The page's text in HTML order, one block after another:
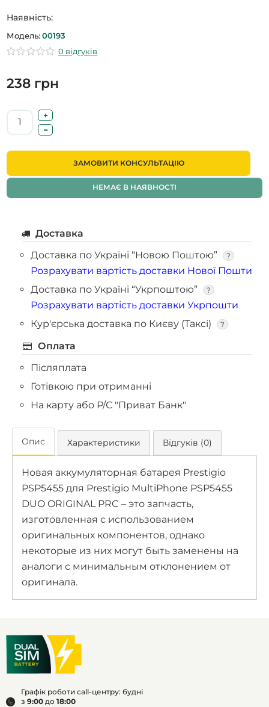
Наявність:
Модель: 00193
0 відгуків
238 грн
ЗАМОВИТИ КОНСУЛЬТАЦІЮ
НЕМАЄ В НАЯВНОСТІ
Доставка
Доставка по Україні “Новою Поштою”
?
Розрахувати вартість доставки Нової Пошти
Доставка по Україні “Укрпоштою”
?
Розрахувати вартість доставки Укрпошти
Кур'єрська доставка по Києву (Таксі)
?
Оплата
Післяплата
Готівкою при отриманні
На карту або Р/С "Приват Банк"
Опис Характеристики Відгуків (0)
Новая аккумуляторная батарея Prestigio
PSP5455 для Prestigio MultiPhone PSP5455
DUO ORIGINAL PRC – это запчасть,
изготовленная с использованием
оригинальных компонентов, однако
некоторые из них могут быть заменены на
аналоги с минимальным отклонением от
оригинала.
Графік роботи call-центру: будні
з 9:00 до 18:00